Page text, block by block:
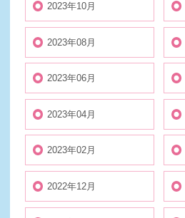
2023年10月
2023年08月
2023年06月
2023年04月
2023年02月
2022年12月